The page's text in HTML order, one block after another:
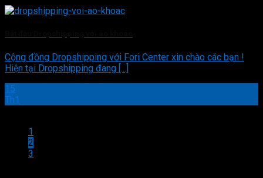
Cộng đồng Dropshipping với Fori Center xin chào các bạn !
Hiện tại Dropshipping đang [...]
15
Th1
1
2
3